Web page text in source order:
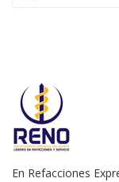
En Refacciones